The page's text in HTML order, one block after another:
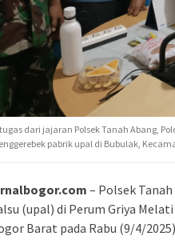
dari jajaran Polsek Tanah Abang,
pabrik upal di Bubulak,
– Polsek
(upal) di Perum Griya
Barat pada Rabu (9/4/